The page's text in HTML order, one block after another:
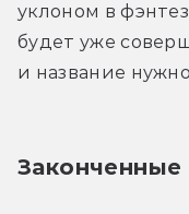
уклоном в
будет уже
и название